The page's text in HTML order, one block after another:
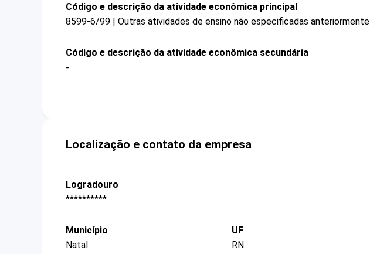
Código e descrição da atividade econômica principal
8599-6/99 | Outras atividades de ensino não especificadas anteriormente
Código e descrição da atividade econômica secundária
-
Localização e contato da empresa
Logradouro
**********
Município
Natal
UF
RN